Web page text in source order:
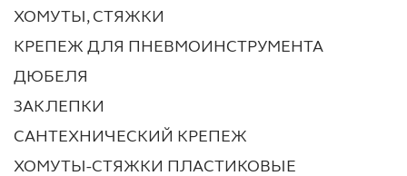
ХОМУТЫ, СТЯЖКИ
КРЕПЕЖ ДЛЯ ПНЕВМОИНСТРУМЕНТА
ДЮБЕЛЯ
ЗАКЛЕПКИ
САНТЕХНИЧЕСКИЙ КРЕПЕЖ
ХОМУТЫ-СТЯЖКИ ПЛАСТИКОВЫЕ